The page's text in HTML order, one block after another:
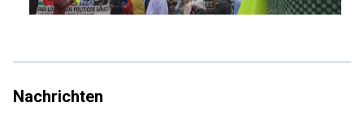
Nachrichten